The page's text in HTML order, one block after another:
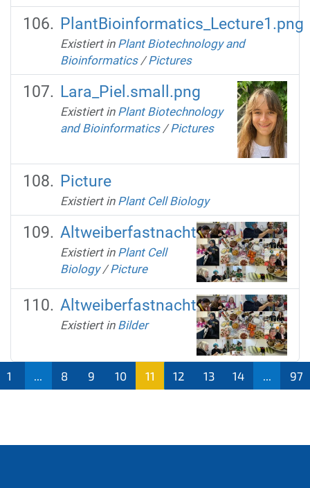
PlantBioinformatics_Lecture1.png
Existiert in Plant Biotechnology and
Bioinformatics /Pictures
Lara_Piel.small.png
Existiert in Plant Biotechnology
and Bioinformatics /Pictures
Picture
Existiert in Plant Cell Biology
Altweiberfastnacht
Existiert in Plant Cell
Biology /Picture
Altweiberfastnacht
Existiert in Bilder
1 8 9 10
11
12 13 14 97